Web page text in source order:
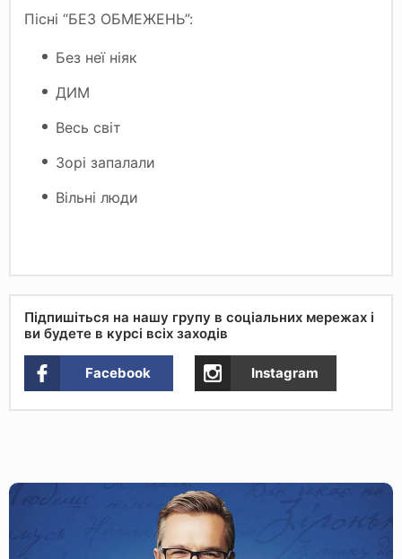
Пісні “БЕЗ ОБМЕЖЕНЬ”:
Без неї ніяк
ДИМ
Весь світ
Зорі запалали
Вільні люди
Підпишіться на нашу групу в соціальних мережах і
ви будете в курсі всіх заходів
Facebook Instagram